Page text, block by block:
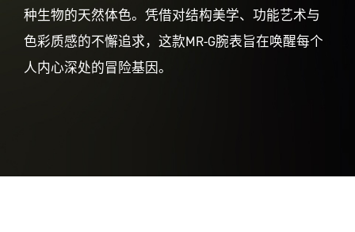
种生物的天然体色。凭借对结构美学、功能艺术与
色彩质感的不懈追求，这款MR-G腕表旨在唤醒每个
人内心深处的冒险基因。